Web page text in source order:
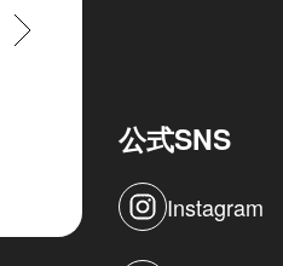
りが一目で分かる、ガラス張りのファ
公式SNS
Instagram